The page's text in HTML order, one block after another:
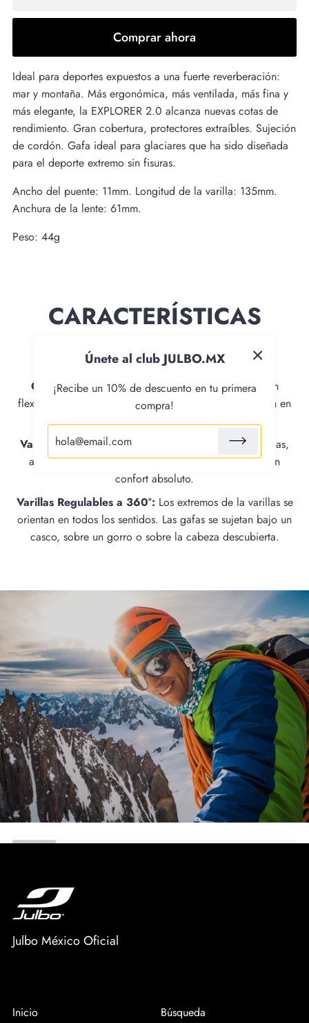
Comprar ahora
Ideal para deportes expuestos a una fuerte reverberación:
mar y montaña. Más ergonómica, más ventilada, más fina y
más elegante, la EXPLORER 2.0 alcanza nuevas cotas de
rendimiento. Gran cobertura, protectores extraíbles. Sujeción
de cordón. Gafa ideal para glaciares que ha sido diseñada
para el deporte extremo sin fisuras.
Ancho del puente: 11mm. Longitud de la varilla: 135mm.
Anchura de la lente: 61mm.
Peso: 44g
CARACTERÍSTICAS
TÉCNICAS
Grip Nose Pads:Plaquetas de puente con inserción
flexible antideslizante para garantizar confort y sujeción en
el puente.
Varillas Grip Tech:Material soft exclusivo en las varillas,
antiadherente al pelo, que garantiza una sujeción y un
confort absoluto.
Varillas Regulables a 360°: Los extremos de la varillas se
orientan en todos los sentidos. Las gafas se sujetan bajo un
casco, sobre un gorro o sobre la cabeza descubierta.
Julbo México Oficial
Inicio Búsqueda
Únete al club JULBO.MX
¡Recibe un 10% de descuento en tu primera
compra!